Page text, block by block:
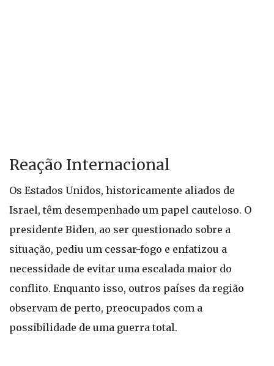
Reação Internacional
Os Estados Unidos, historicamente aliados de
Israel, têm desempenhado um papel cauteloso. O
presidente Biden, ao ser questionado sobre a
situação, pediu um cessar-fogo e enfatizou a
necessidade de evitar uma escalada maior do
conflito. Enquanto isso, outros países da região
observam de perto, preocupados com a
possibilidade de uma guerra total.